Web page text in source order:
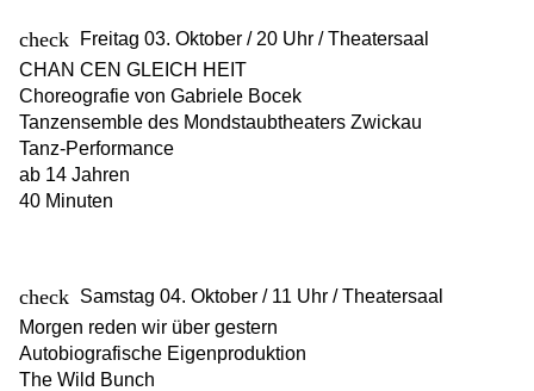
Freitag 03. Oktober / 20 Uhr / Theatersaal
CHAN CEN GLEICH HEIT
Choreografie von Gabriele Bocek
Tanzensemble des Mondstaubtheaters Zwickau
Tanz-Performance
ab 14 Jahren
40 Minuten
Samstag 04. Oktober / 11 Uhr / Theatersaal
Morgen reden wir über gestern
Autobiografische Eigenproduktion
The Wild Bunch